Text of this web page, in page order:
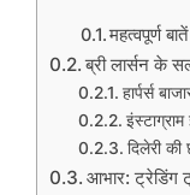
महत्वपूर्ण बातें
ब्री लार्सन के
हार्पर्स
दिलेरी
आभार: ट्रेडिंग